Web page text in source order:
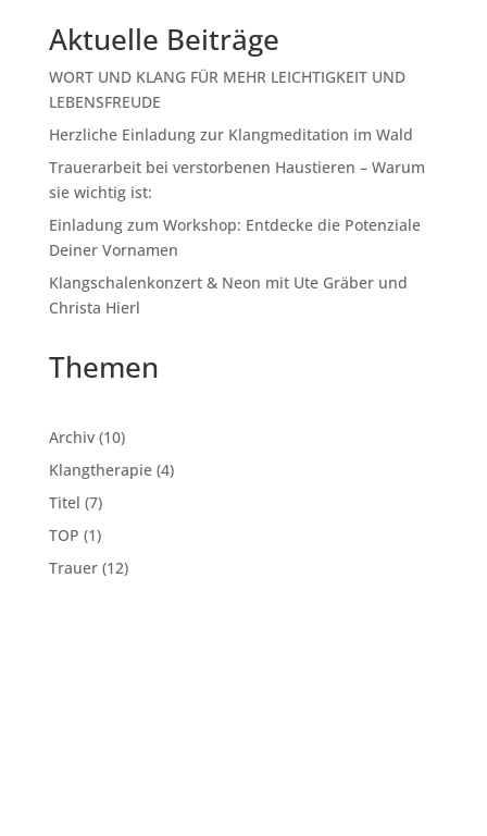
Aktuelle Beiträge
WORT UND KLANG FÜR MEHR LEICHTIGKEIT UND
LEBENSFREUDE
Herzliche Einladung zur Klangmeditation im Wald
Trauerarbeit bei verstorbenen Haustieren – Warum
sie wichtig ist:
Einladung zum Workshop: Entdecke die Potenziale
Deiner Vornamen
Klangschalenkonzert & Neon mit Ute Gräber und
Christa Hierl
Themen
Archiv(10)
Klangtherapie(4)
Titel (7)
TOP (1)
Trauer(12)